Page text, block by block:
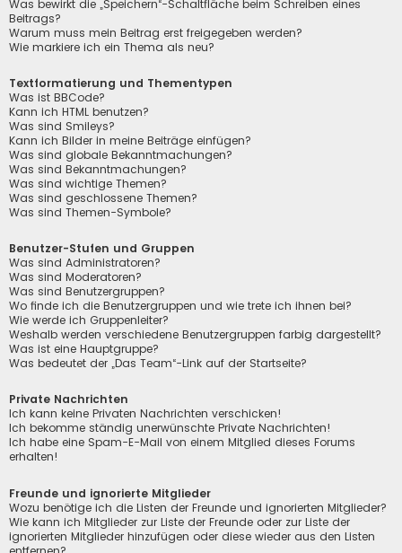
Was bewirkt die „Speichern“-Schaltfläche beim Schreiben eines
Beitrags?
Warum muss mein Beitrag erst freigegeben werden?
Wie markiere ich ein Thema als neu?
Textformatierung und Thementypen
Was ist BBCode?
Kann ich HTML benutzen?
Was sind Smileys?
Kann ich Bilder in meine Beiträge einfügen?
Was sind globale Bekanntmachungen?
Was sind Bekanntmachungen?
Was sind wichtige Themen?
Was sind geschlossene Themen?
Was sind Themen-Symbole?
Benutzer-Stufen und Gruppen
Was sind Administratoren?
Was sind Moderatoren?
Was sind Benutzergruppen?
Wo finde ich die Benutzergruppen und wie trete ich ihnen bei?
Wie werde ich Gruppenleiter?
Weshalb werden verschiedene Benutzergruppen farbig dargestellt?
Was ist eine Hauptgruppe?
Was bedeutet der „Das Team“-Link auf der Startseite?
Private Nachrichten
Ich kann keine Privaten Nachrichten verschicken!
Ich bekomme ständig unerwünschte Private Nachrichten!
Ich habe eine Spam-E-Mail von einem Mitglied dieses Forums
erhalten!
Freunde und ignorierte Mitglieder
Wozu benötige ich die Listen der Freunde und ignorierten Mitglieder?
Wie kann ich Mitglieder zur Liste der Freunde oder zur Liste der
ignorierten Mitglieder hinzufügen oder diese wieder aus den Listen